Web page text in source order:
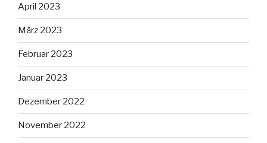
April 2023
März 2023
Februar 2023
Januar 2023
Dezember 2022
November 2022